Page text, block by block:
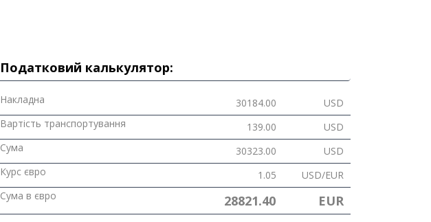
Податковий калькулятор:
Накладна 30184.00
USD
Вартість транспортування
139.00
USD
Сума
30323.00
USD
Курс євро
1.05
USD/EUR
Сума в євро
28821.40 EUR